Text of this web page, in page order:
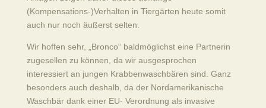
(Kompensations-)Verhalten in Tiergärten heute somit
auch nur noch äußerst selten.
Wir hoffen sehr, „Bronco“ baldmöglichst eine Partnerin
zugesellen zu können, da wir ausgesprochen
interessiert an jungen Krabbenwaschbären sind. Ganz
besonders auch deshalb, da der Nordamerikanische
Waschbär dank einer EU- Verordnung als invasive